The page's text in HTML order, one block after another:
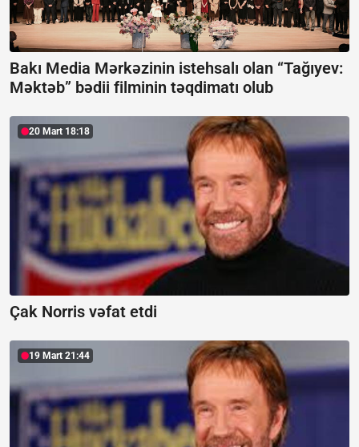
Bakı Media Mərkəzinin istehsalı olan “Tağıyev:
Məktəb” bədii filminin təqdimatı olub
20 Mart 18:18
Çak Norris vəfat etdi
19 Mart 21:44